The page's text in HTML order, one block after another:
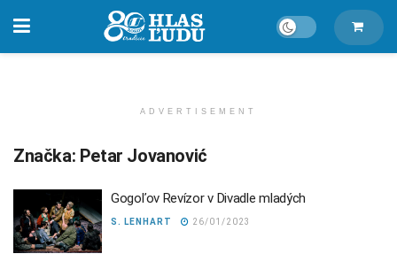
ADVERTISEMENT
Značka: Petar Jovanović
Gogoľov Revízor v Divadle mladých
S. LENHART 26/01/2023